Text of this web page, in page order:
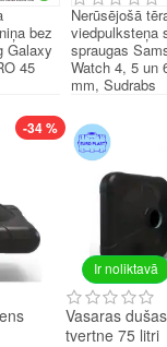
bez
Galaxy
45
Nerūsējošā
viedpulksteņa
spraugas
Watch 4, 5 un
mm, Sudrabs
-34 %
Ir noliktavā
Vasaras
tvertne 75 litri